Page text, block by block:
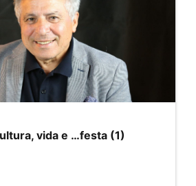
vida e …festa (1)